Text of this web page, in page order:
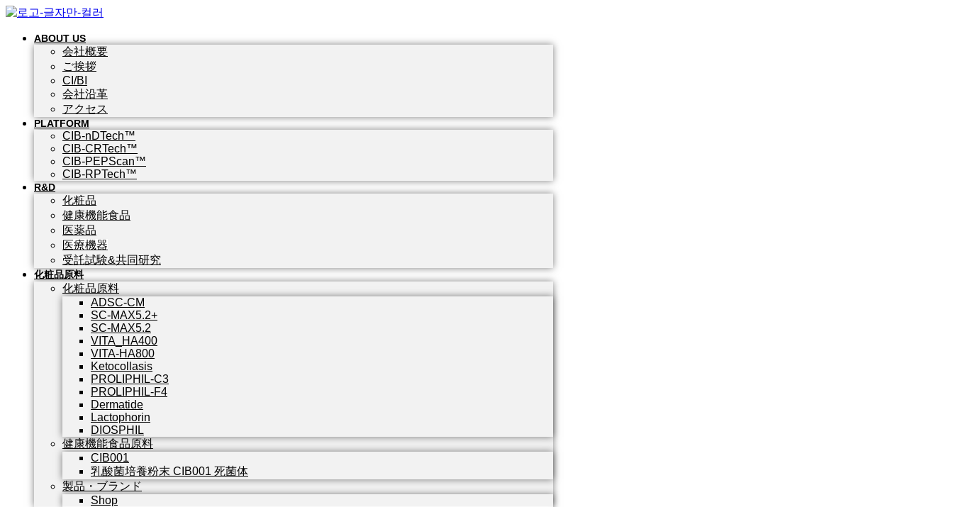
ABOUT US
会社概要
ご挨拶
CI/BI
会社沿革
アクセス
PLATFORM
CIB-nDTech™
CIB-CRTech™
CIB-PEPScan™
CIB-RPTech™
R&D
化粧品
健康機能食品
医薬品
医療機器
受託試験&共同研究
化粧品原料
化粧品原料
ADSC-CM
SC-MAX5.2+
SC-MAX5.2
VITA_HA400
VITA-HA800
Ketocollasis
PROLIPHIL-C3
PROLIPHIL-F4
Dermatide
Lactophorin
DIOSPHIL
健康機能食品原料
CIB001
乳酸菌培養粉末 CIB001 死菌体
製品・ブランド
Shop